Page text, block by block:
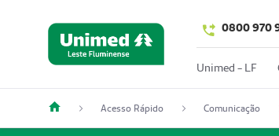
0800 970
Unimed - LF
Acesso Rápido Comunicação